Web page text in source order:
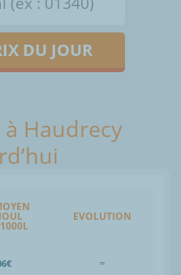
DU JOUR
Haudrecy
EVOLUTION
=